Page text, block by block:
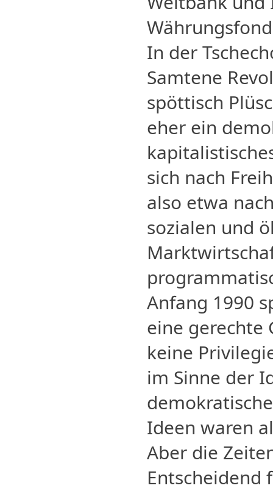
In der
Samtene
spöttisch
eher ein
sich nach
also etwa
sozialen und
Anfang 1990
eine gerechte
keine
im Sinne der
Ideen waren
Aber die
Entscheidend